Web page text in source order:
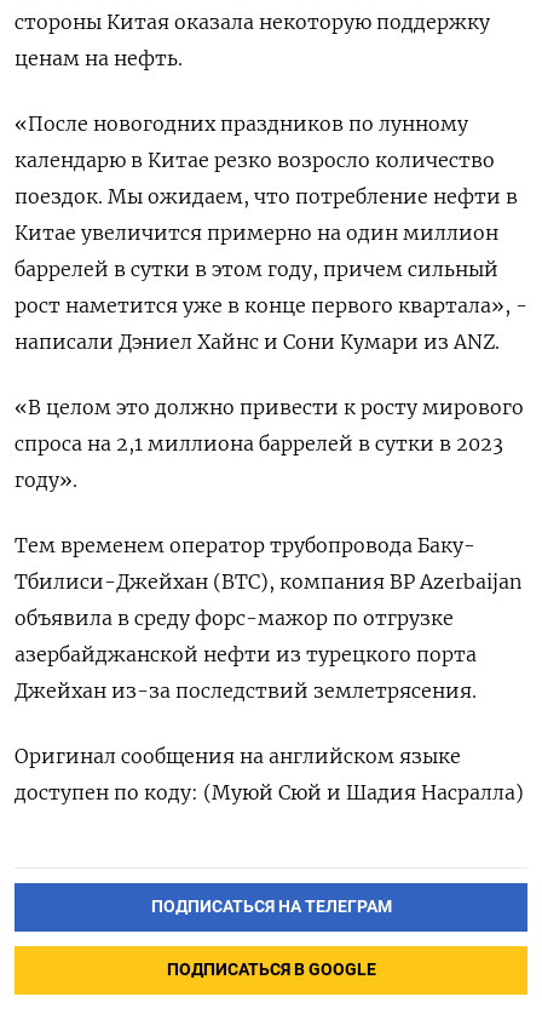
стороны Китая оказала некоторую поддержку
ценам на нефть.
«После новогодних праздников по лунному
календарю в Китае резко возросло количество
поездок. Мы ожидаем, что потребление нефти в
Китае увеличится примерно на один миллион
баррелей в сутки в этом году, причем сильный
рост наметится уже в конце первого квартала», -
написали Дэниел Хайнс и Сони Кумари из ANZ.
«В целом это должно привести к росту мирового
спроса на 2,1 миллиона баррелей в сутки в 2023
году».
Тем временем оператор трубопровода Баку-
Тбилиси-Джейхан (BTC), компания BP Azerbaijan
объявила в среду форс-мажор по отгрузке
азербайджанской нефти из турецкого порта
Джейхан из-за последствий землетрясения.
Оригинал сообщения на английском языке
доступен по коду: (Муюй Сюй и Шадия Насралла)
ПОДПИСАТЬСЯ НА ТЕЛЕГРАМ
ПОДПИСАТЬСЯ В GOOGLE